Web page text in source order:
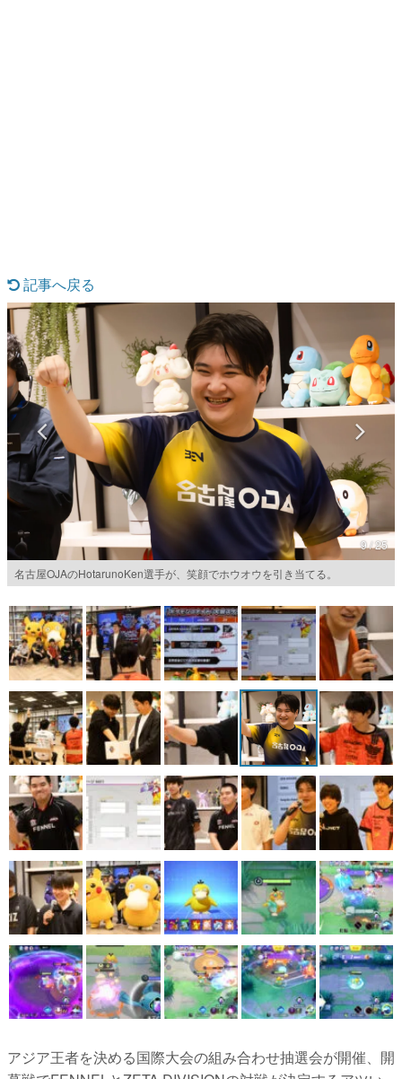
マンガ
女性向け
アプリレビュー
その他
電ファミニコゲーマーとは？
運営：株式会社マレ
記事へ戻る
9 / 25
名古屋OJAのHotarunoKen選手が、笑顔でホウオウを引き当てる。
アジア王者を決める国際大会の組み合わせ抽選会が開催、開